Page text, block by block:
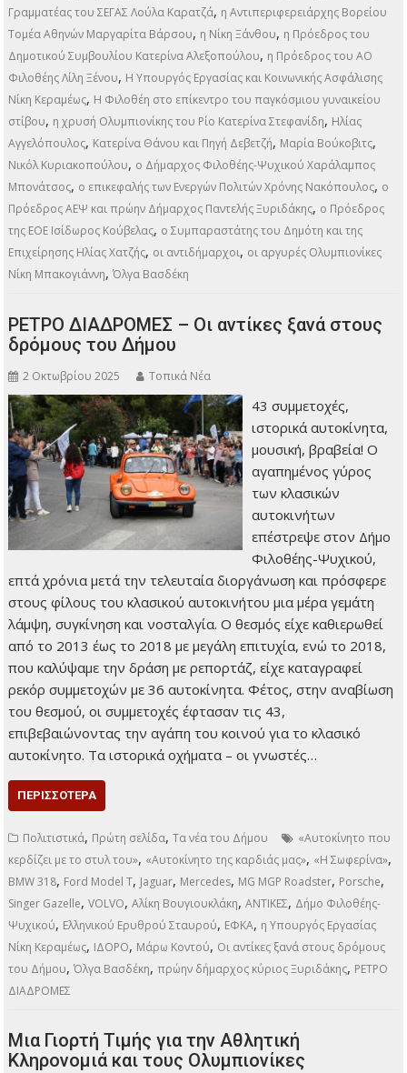
Γραμματέας του ΣΕΓΑΣ Λούλα Καρατζά, η Αντιπεριφερειάρχης Βορείου
Τομέα Αθηνών Μαργαρίτα Βάρσου, η Νίκη Ξάνθου, η Πρόεδρος του
Δημοτικού Συμβουλίου Κατερίνα Αλεξοπούλου, η Πρόεδρος του ΑΟ
Φιλοθέης Λίλη Ξένου, Η Υπουργός Εργασίας και Κοινωνικής Ασφάλισης
Νίκη Κεραμέως, Η Φιλοθέη στο επίκεντρο του παγκόσμιου γυναικείου
στίβου, η χρυσή Ολυμπιονίκης του Ρίο Κατερίνα Στεφανίδη, Ηλίας
Αγγελόπουλος, Κατερίνα Θάνου και Πηγή Δεβετζή, Μαρία Βούκοβιτς,
Νικόλ Κυριακοπούλου, ο Δήμαρχος Φιλοθέης-Ψυχικού Χαράλαμπος
Μπονάτσος, ο επικεφαλής των Ενεργών Πολιτών Χρόνης Νακόπουλος, ο
Πρόεδρος ΑΕΨ και πρώην Δήμαρχος Παντελής Ξυριδάκης, ο Πρόεδρος
της ΕΟΕ Ισίδωρος Κούβελας, ο Συμπαραστάτης του Δημότη και της
Επιχείρησης Ηλίας Χατζής, οι αντιδήμαρχοι, οι αργυρές Ολυμπιονίκες
Νίκη Μπακογιάννη,Όλγα Βασδέκη
ΡΕΤΡΟ ΔΙΑΔΡΟΜΕΣ – Οι αντίκες ξανά στους
δρόμους του Δήμου
2 Οκτωβρίου 2025 Τοπικά Νέα
43 συμμετοχές,
ιστορικά αυτοκίνητα,
μουσική, βραβεία! Ο
αγαπημένος γύρος
των κλασικών
αυτοκινήτων
επέστρεψε στον Δήμο
Φιλοθέης-Ψυχικού,
επτά χρόνια μετά την τελευταία διοργάνωση και πρόσφερε
στους φίλους του κλασικού αυτοκινήτου μια μέρα γεμάτη
λάμψη, συγκίνηση και νοσταλγία. Ο θεσμός είχε καθιερωθεί
από το 2013 έως το 2018 με μεγάλη επιτυχία, ενώ το 2018,
που καλύψαμε την δράση με ρεπορτάζ, είχε καταγραφεί
ρεκόρ συμμετοχών με 36 αυτοκίνητα. Φέτος, στην αναβίωση
του θεσμού, οι συμμετοχές έφτασαν τις 43,
επιβεβαιώνοντας την αγάπη του κοινού για το κλασικό
αυτοκίνητο. Τα ιστορικά οχήματα – οι γνωστές…
ΠΕΡΙΣΣΌΤΕΡΑ
Πολιτιστικά, Πρώτη σελίδα,Τα νέα του Δήμου
«Αυτοκίνητο που
κερδίζει με το στυλ του», «Αυτοκίνητο της καρδιάς μας», «Η Σωφερίνα»,
BMW 318, Ford Model T, Jaguar, Mercedes, MG MGP Roadster, Porsche,
Singer Gazelle,VOLVO,Αλίκη Βουγιουκλάκη,ΑΝΤΙΚΕΣ, Δήμο Φιλοθέης-
Ψυχικού, Ελληνικού Ερυθρού Σταυρού, ΕΦΚΑ, η Υπουργός Εργασίας
Νίκη Κεραμέως, ΙΔΟΡΟ, Μάρω Κοντού, Οι αντίκες ξανά στους δρόμους
του Δήμου,Όλγα Βασδέκη,πρώην δήμαρχος κύριος Ξυριδάκης, ΡΕΤΡΟ
ΔΙΑΔΡΟΜΕΣ
Μια Γιορτή Τιμής για την Αθλητική
Κληρονομιά και τους Ολυμπιονίκες